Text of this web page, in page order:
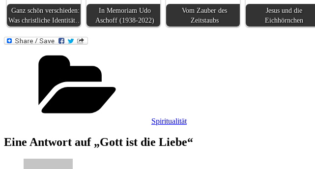
Ganz schön verschieden:
Was christliche Identität…
In Memoriam Udo
Aschoff (1938-2022)
Vom Zauber des
Zeitstaubs
Jesus und die
Eichhörnchen
Spiritualität
Eine Antwort auf „Gott ist die Liebe“